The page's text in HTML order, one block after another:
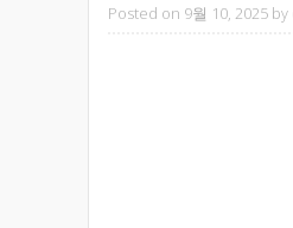
Posted on 9월 10, 2025 by